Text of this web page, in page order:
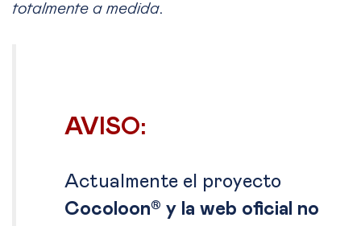
totalmente a medida.
AVISO:
Actualmente el proyecto
Cocoloon® y la web oficial no